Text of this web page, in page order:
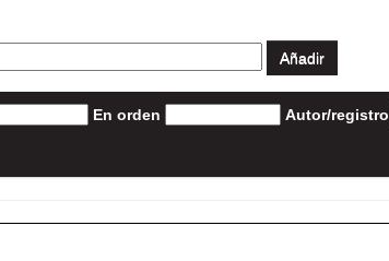
En orden Autor/registro